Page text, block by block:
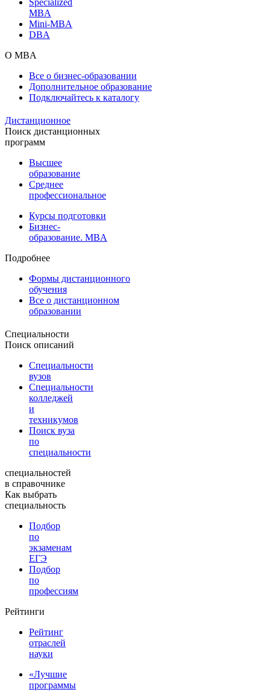
MBA
Mini-MBA
DBA
О MBA
Все о бизнес-образовании
Дополнительное образование
Подключайтесь к каталогу
Дистанционное
Поиск дистанционных
программ
Высшее
образование
Среднее
профессиональное
Курсы подготовки
Бизнес-
образование. MBA
Подробнее
Формы дистанционного
обучения
Все о дистанционном
образовании
Специальности
Поиск описаний
Специальности
вузов
Специальности
колледжей
и
техникумов
Поиск вуза
по
специальности
специальностей
в справочнике
Как выбрать
специальность
Подбор
по
экзаменам
ЕГЭ
Подбор
по
профессиям
Рейтинги
Рейтинг
отраслей
науки
«Лучшие
программы